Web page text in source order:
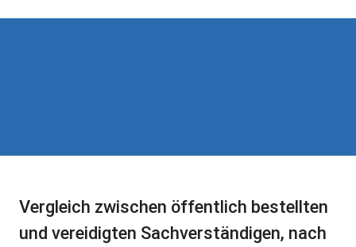
Vergleich zwischen öffentlich bestellten
und vereidigten Sachverständigen, nach